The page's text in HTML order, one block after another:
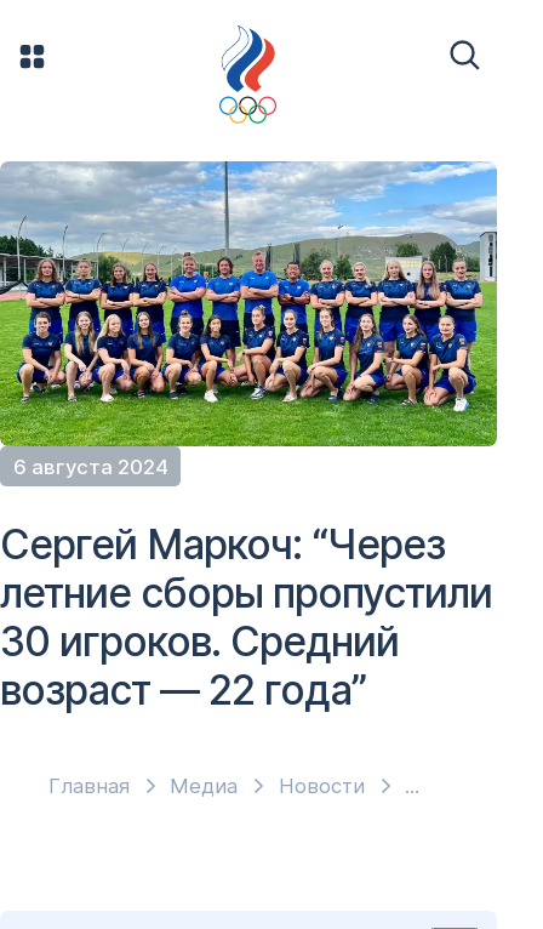
6 августа 2024
Главная Медиа Новости
Сергей Маркоч: “Через
летние сборы пропустили
30 игроков. Средний
возраст — 22 года”